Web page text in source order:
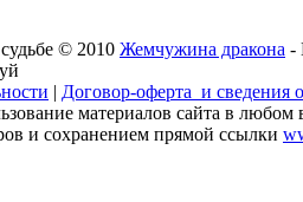
© 2010 Жемчужина дракона -
| Договор-оферта и сведения
материалов сайта в любом
и сохранением прямой ссылки